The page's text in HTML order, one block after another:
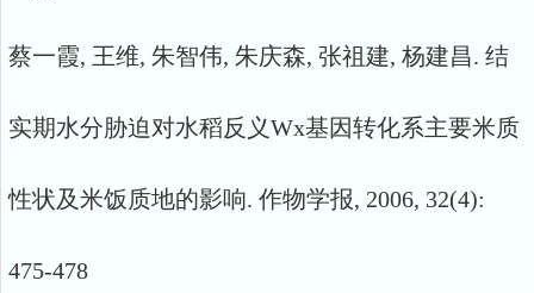
蔡一霞, 王维, 朱智伟, 朱庆森, 张祖建, 杨建昌. 结
实期水分胁迫对水稻反义Wx基因转化系主要米质
性状及米饭质地的影响. 作物学报, 2006, 32(4):
475-478